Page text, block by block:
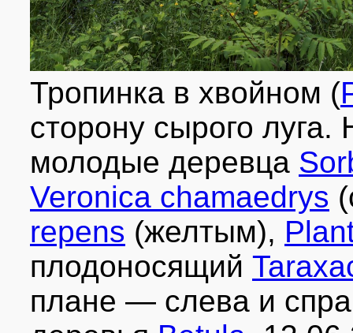
Тропинка в хвойном (
сторону сырого
молодые деревца
Veronica chamaedrys
repens (желтым),
плодоносящий
плане — слева и